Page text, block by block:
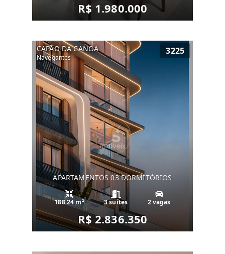
R$ 1.980.000
CAPÃO DA CANOA
Navegantes
3225
APARTAMENTOS 03 DORMITÓRIOS
188.24 m² 3 suítes 2 vagas
R$ 2.836.350